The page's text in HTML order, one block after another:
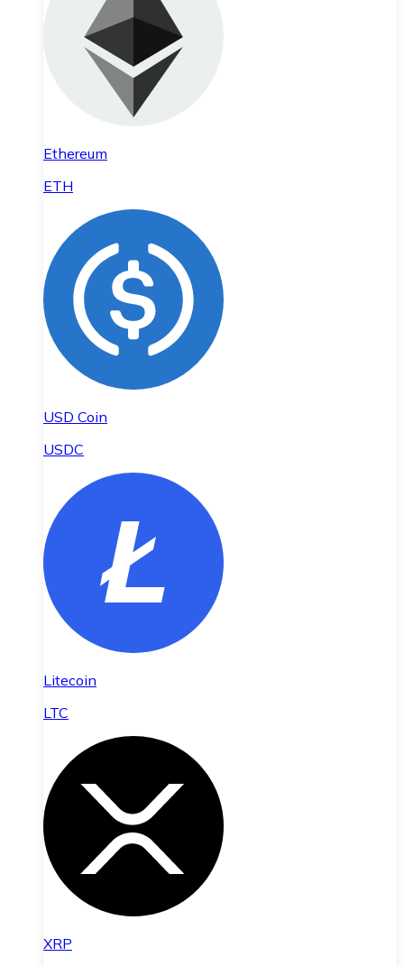
Ethereum
ETH
USD Coin
USDC
Litecoin
LTC
XRP